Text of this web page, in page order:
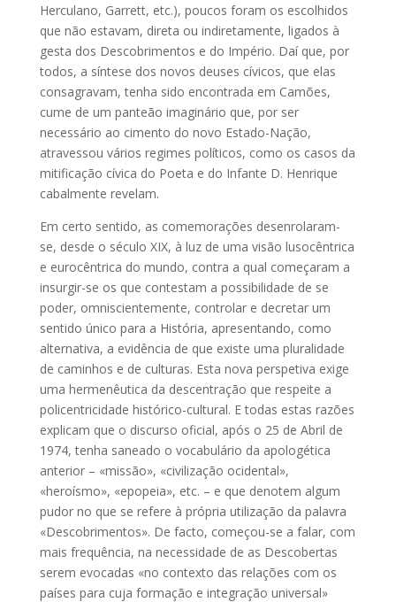
Herculano, Garrett, etc.), poucos foram os escolhidos
que não estavam, direta ou indiretamente, ligados à
gesta dos Descobrimentos e do Império. Daí que, por
todos, a síntese dos novos deuses cívicos, que elas
consagravam, tenha sido encontrada em Camões,
cume de um panteão imaginário que, por ser
necessário ao cimento do novo Estado-Nação,
atravessou vários regimes políticos, como os casos da
mitificação cívica do Poeta e do Infante D. Henrique
cabalmente revelam.
Em certo sentido, as comemorações desenrolaram-
se, desde o século XIX, à luz de uma visão lusocêntrica
e eurocêntrica do mundo, contra a qual começaram a
insurgir-se os que contestam a possibilidade de se
poder, omniscientemente, controlar e decretar um
sentido único para a História, apresentando, como
alternativa, a evidência de que existe uma pluralidade
de caminhos e de culturas. Esta nova perspetiva exige
uma hermenêutica da descentração que respeite a
policentricidade histórico-cultural. E todas estas razões
explicam que o discurso oficial, após o 25 de Abril de
1974, tenha saneado o vocabulário da apologética
anterior – «missão», «civilização ocidental»,
«heroísmo», «epopeia», etc. – e que denotem algum
pudor no que se refere à própria utilização da palavra
«Descobrimentos». De facto, começou-se a falar, com
mais frequência, na necessidade de as Descobertas
serem evocadas «no contexto das relações com os
países para cuja formação e integração universal»